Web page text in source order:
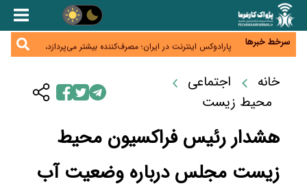
سرخط خبرها
زائران اربعین نگران ارز باقی‌مانده نباشند؛ خرید دینار در
جنگ کریدورها وارد فاز جدید شد؛ سرمایه‌گذاری ۳۴۵
پارادوکس اینترنت در ایران؛ مصرف‌کننده بیشتر می‌پردازد،
شبکه کمتر توسعه می‌یابد
جدید سیاست‌های مالیاتی در حمایت از تولید
معمای تأمین ۸۰ همت معوقات بازنشستگان؛ بانک رفاه
خانه
اجتماعی
محیط زیست
هشدار رئیس فراکسیون محیط
زیست مجلس درباره وضعیت آب‌